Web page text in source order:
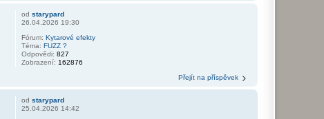
odstarypard
26.04.2026 19:30
Fórum:Kytarové efekty
Téma:FUZZ ?
Odpovědi:827
Zobrazení: 162876
Přejít na příspěvek
odstarypard
25.04.2026 14:42